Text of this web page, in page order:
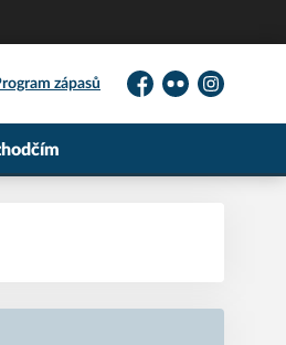
zápasů
Facebook
FlickrInstagram